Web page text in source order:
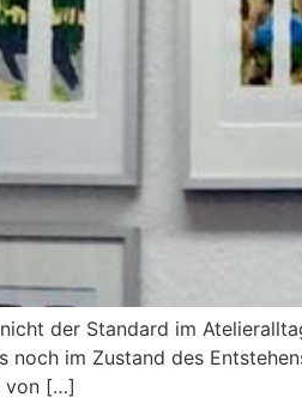
der Standard im
noch im Zustand des
von […]